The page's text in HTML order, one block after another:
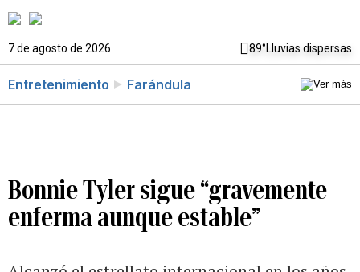
7 de agosto de 2026 89°Lluvias dispersas
Entretenimiento Farándula
Bonnie Tyler sigue “gravemente
enferma aunque estable”